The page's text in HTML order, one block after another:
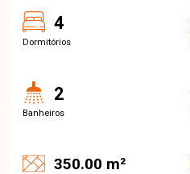
4
Dormitórios
2
Banheiros
350.00 m²